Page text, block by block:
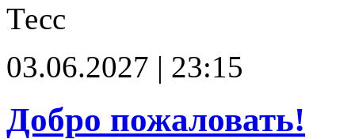
Тесс
03.06.2027 | 23:15
Добро пожаловать!